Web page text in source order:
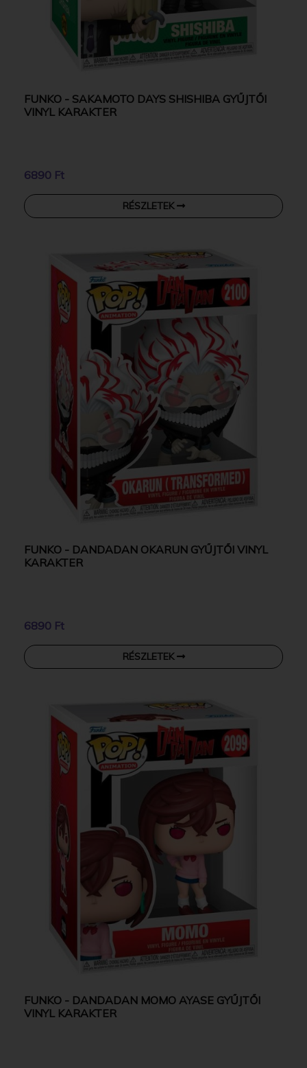
FUNKO - SAKAMOTO DAYS SHISHIBA GYŰJTŐI
VINYL KARAKTER
6890 Ft
RÉSZLETEK
FUNKO - DANDADAN OKARUN GYŰJTŐI VINYL
KARAKTER
6890 Ft
RÉSZLETEK
FUNKO - DANDADAN MOMO AYASE GYŰJTŐI
VINYL KARAKTER